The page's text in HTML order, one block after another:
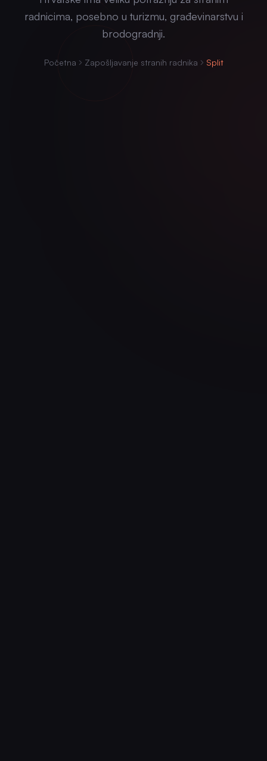
radnicima, posebno u turizmu, građevinarstvu i
brodogradnji.
Početna Zapošljavanje stranih radnika Split